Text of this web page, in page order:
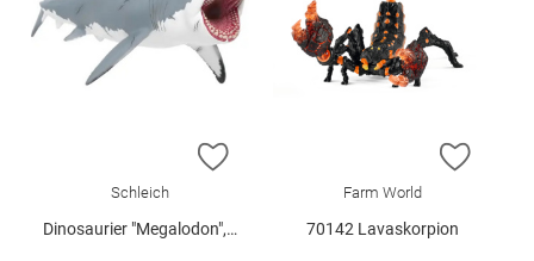
ZUR WUNSCHLISTE HINZUFÜGEN
Schleich
Dinosaurier "Megalodon", Schleich
ZUR
Farm World
70142 Lavaskorpion